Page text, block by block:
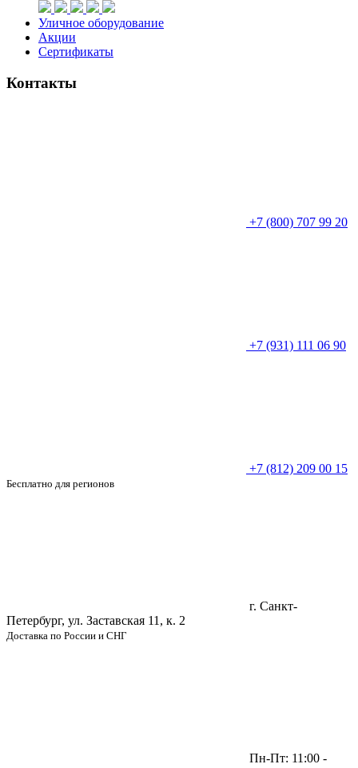
Уличное оборудование
Акции
Сертификаты
Контакты
+7 (800) 707 99 20
+7 (931) 111 06 90
+7 (812) 209 00 15
Бесплатно для регионов
г. Санкт-
Петербург, ул. Заставская 11, к. 2
Доставка по России и СНГ
Пн-Пт: 11:00 -